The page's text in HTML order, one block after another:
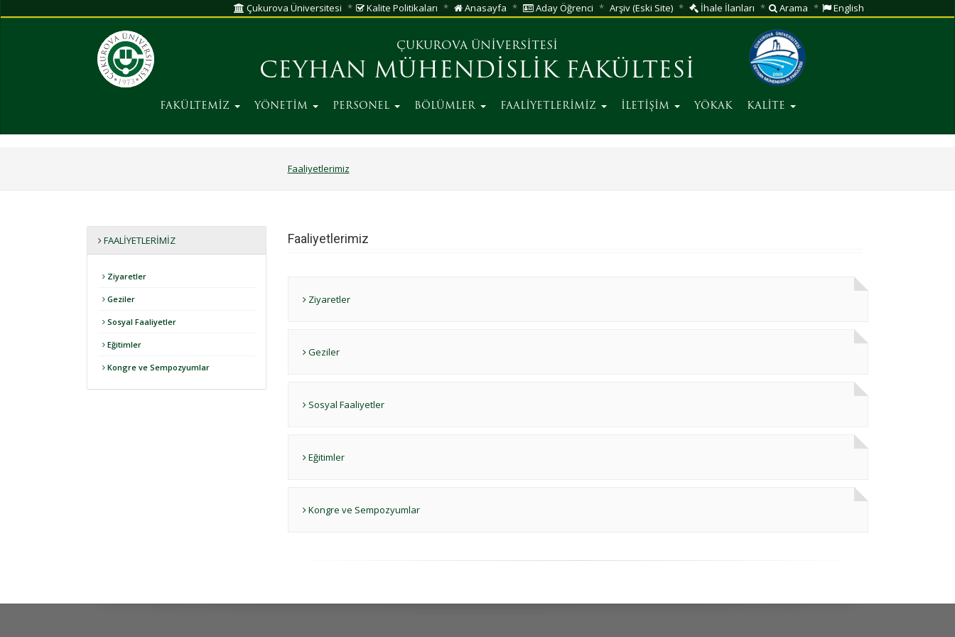
Çukurova Üniversitesi Kalite Politikaları Anasayfa Aday Öğrenci Arşiv (Eski Site) İhale İlanları Arama English
ÇUKUROVA ÜNİVERSİTESİ
CEYHAN MÜHENDİSLİK FAKÜLTESİ
FAKÜLTEMİZ YÖNETİM PERSONEL BÖLÜMLER FAALİYETLERİMİZ İLETİŞİM YÖKAK KALİTE
Faaliyetlerimiz
FAALIYETLERIMIZ
Ziyaretler
Geziler
Sosyal Faaliyetler
Eğitimler
Kongre ve Sempozyumlar
Faaliyetlerimiz
Ziyaretler
Geziler
Sosyal Faaliyetler
Eğitimler
Kongre ve Sempozyumlar